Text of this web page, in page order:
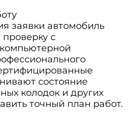
заявки автомобиль
с
состояние
колодок и других
точный план работ.